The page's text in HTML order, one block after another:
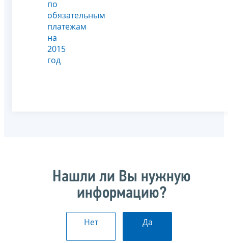
по
обязательным
платежам
на
2015
год
Нашли ли Вы нужную
информацию?
Нет Да